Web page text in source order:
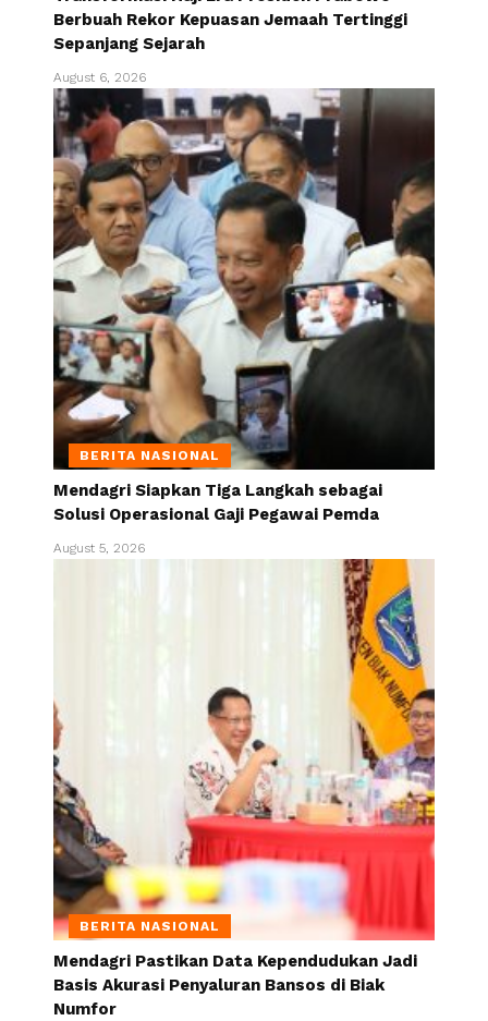
Berbuah Rekor Kepuasan Jemaah Tertinggi
Sepanjang Sejarah
August 6, 2026
BERITA NASIONAL
Mendagri Siapkan Tiga Langkah sebagai
Solusi Operasional Gaji Pegawai Pemda
August 5, 2026
BERITA NASIONAL
Mendagri Pastikan Data Kependudukan Jadi
Basis Akurasi Penyaluran Bansos di Biak
Numfor